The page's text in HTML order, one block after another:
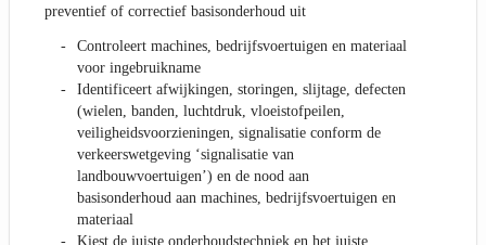
preventief of correctief basisonderhoud uit
Controleert machines, bedrijfsvoertuigen en materiaal
voor ingebruikname
Identificeert afwijkingen, storingen, slijtage, defecten
(wielen, banden, luchtdruk, vloeistofpeilen,
veiligheidsvoorzieningen, signalisatie conform de
verkeerswetgeving ‘signalisatie van
landbouwvoertuigen’) en de nood aan
basisonderhoud aan machines, bedrijfsvoertuigen en
materiaal
Kiest de juiste onderhoudstechniek en het juiste